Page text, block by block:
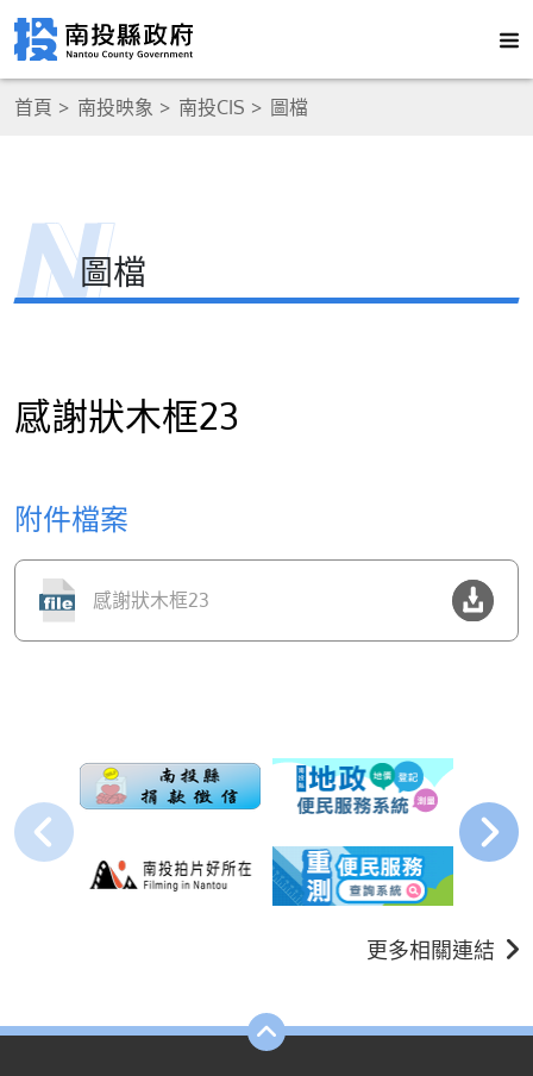
首頁 南投映象 南投CIS 圖檔
圖檔
感謝狀木框23
附件檔案
感謝狀木框23
更多相關連結